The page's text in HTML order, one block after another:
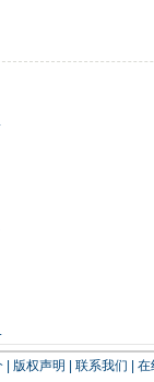
| 版权声明 联系我们
在